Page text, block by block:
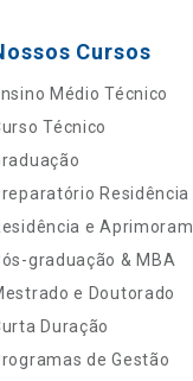
Cursos
Médio Técnico
Técnico
Residência
e
graduação & MBA
e Doutorado
Duração
de Gestão